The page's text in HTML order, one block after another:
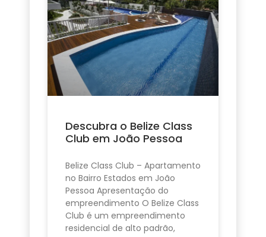
Descubra o Belize Class
Club em João Pessoa
Belize Class Club – Apartamento
no Bairro Estados em João
Pessoa Apresentação do
empreendimento O Belize Class
Club é um empreendimento
residencial de alto padrão,